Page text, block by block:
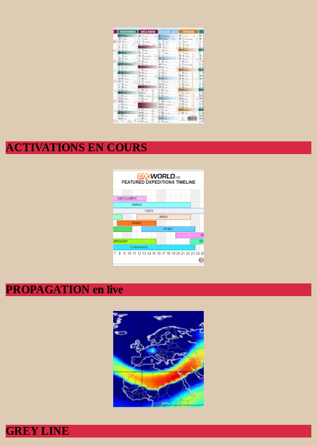
ACTIVATIONS EN COURS
PROPAGATION en live
GREY LINE